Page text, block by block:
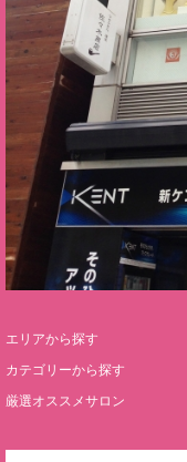
エリアから探す
カテゴリーから探す
厳選オススメサロン